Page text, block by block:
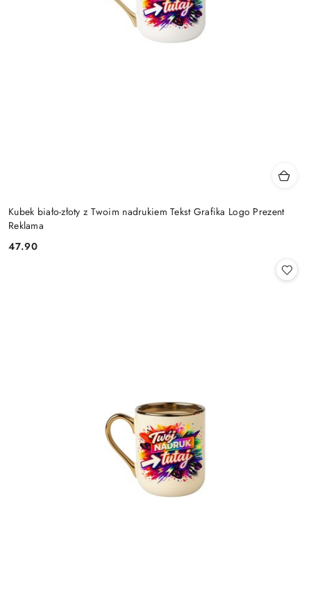
Kubek biało-złoty z Twoim nadrukiem Tekst Grafika Logo Prezent
Reklama
Cena:
47.90